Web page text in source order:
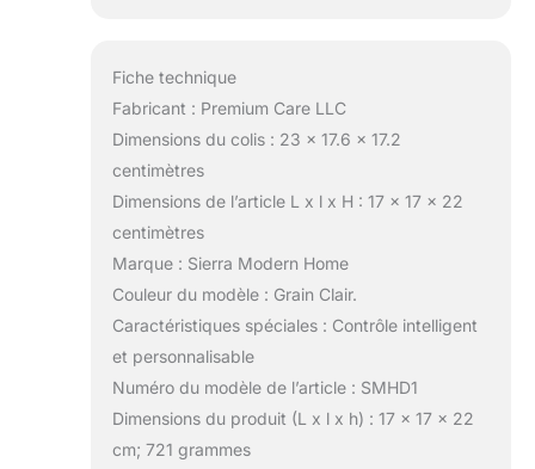
Fiche technique
Fabricant : Premium Care LLC
Dimensions du colis : 23 x 17.6 x 17.2
centimètres
Dimensions de l’article L x l x H : 17 x 17 x 22
centimètres
Marque : Sierra Modern Home
Couleur du modèle : Grain Clair.
Caractéristiques spéciales : Contrôle intelligent
et personnalisable
Numéro du modèle de l’article : SMHD1
Dimensions du produit (L x l x h) : 17 x 17 x 22
cm; 721 grammes